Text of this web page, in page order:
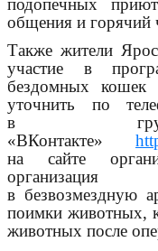
подопечных
общения и горячий
Также жители
участие в
бездомных
уточнить по
в
«ВКонтакте»
на сайте
организация
в безвозмездную
поимки животных,
животных после